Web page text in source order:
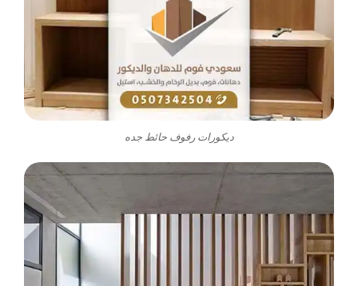
ديكورات رفوف حائط جده